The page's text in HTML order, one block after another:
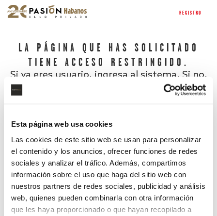
Esta página web usa cookies
Las cookies de este sitio web se usan para personalizar
el contenido y los anuncios, ofrecer funciones de redes
sociales y analizar el tráfico. Además, compartimos
información sobre el uso que haga del sitio web con
nuestros partners de redes sociales, publicidad y análisis
web, quienes pueden combinarla con otra información
que les haya proporcionado o que hayan recopilado a
REGISTRO
LA PÁGINA QUE HAS SOLICITADO
TIENE ACCESO RESTRINGIDO.
Si ya eres usuario, ingresa al sistema. Si no,
¿Has olvidado tu contraseña?